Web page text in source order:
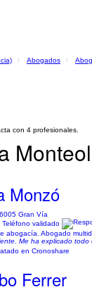
Abogados
con 4 profesionales.
Monzó
Gran Vía
Teléfono validado
Abogado
Me ha explicado
en Cronoshare
Ferrer